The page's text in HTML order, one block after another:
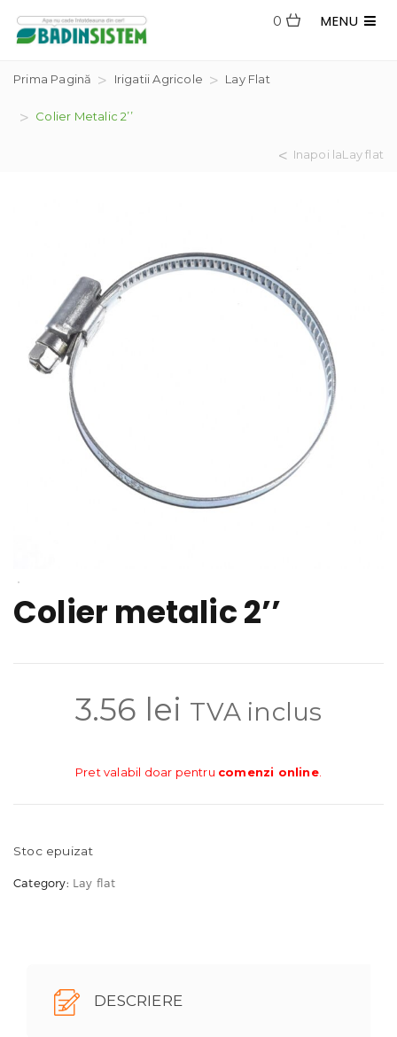
MENU
0
Prima Pagină Irigatii Agricole Lay Flat
Colier Metalic 2’’
Inapoi laLay flat
Colier metalic 2’’
3.56 lei TVA inclus
Pret valabil doar pentru comenzi online.
Stoc epuizat
Category: Lay flat
DESCRIERE